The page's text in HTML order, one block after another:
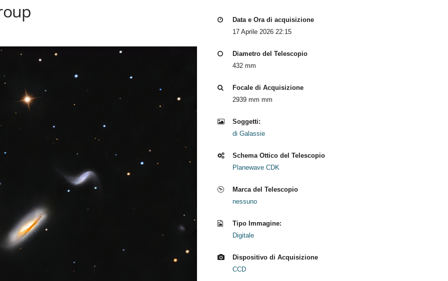
Data e Ora di acquisizione
17 Aprile 2026 22:15
Diametro del Telescopio
432 mm
Focale di Acquisizione
2939 mm mm
Soggetti:
di Galassie
Schema Ottico del Telescopio
Planewave CDK
Marca del Telescopio
nessuno
Tipo Immagine:
Digitale
Dispositivo di Acquisizione
CCD